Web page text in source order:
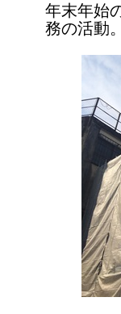
年末年始
務の活動